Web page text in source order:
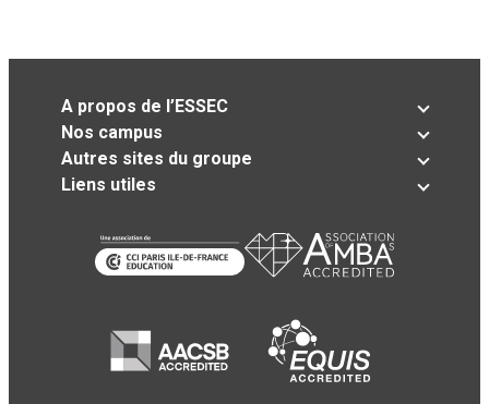
A propos de l’ESSEC
Nos campus
Autres sites du groupe
Liens utiles